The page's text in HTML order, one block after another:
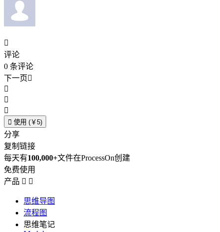

评论
0 条评论
下一页



 使用 (￥5)
分享
复制链接
每天有100,000+文件在ProcessOn创建
免费使用
产品  
思维导图
流程图
思维笔记